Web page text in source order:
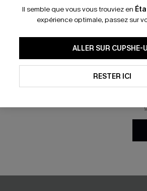
Il semble que vous vous trouviez en
expérience optimale, passez sur
ALLER SUR CUPSHE-
RESTER ICI